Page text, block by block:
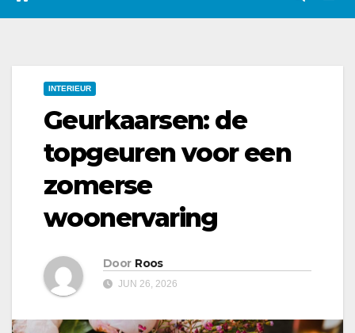
INTERIEUR
Geurkaarsen: de
topgeuren voor een
zomerse
woonervaring
Door Roos
JUN 26, 2026